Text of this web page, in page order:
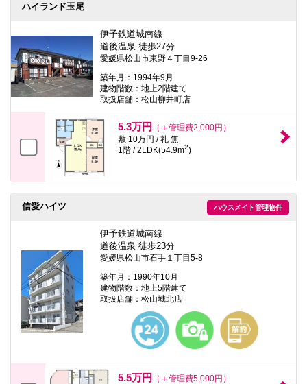
ハイランド玉尾
伊予鉄道城南線
道後温泉 徒歩27分
愛媛県松山市東野４丁目9-26
築年月：1994年9月
建物階数：地上2階建て
取扱店舗：松山柳井町店
5.3万円
（＋管理費2,000円）
敷 10万円 / 礼 無
1階 / 2LDK(54.9m2)
ハウスメイト管理物件
信愛ハイツ
伊予鉄道城南線
道後温泉 徒歩23分
愛媛県松山市石手１丁目5-8
築年月：1990年10月
建物階数：地上5階建て
取扱店舗：松山城北店
5.5万円
（＋管理費5,000円）